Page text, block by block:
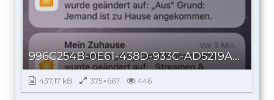
996C254B-0E61-438D-933C-AD5219A682A7_autoscaled.png
437,17 kB 375×667 446